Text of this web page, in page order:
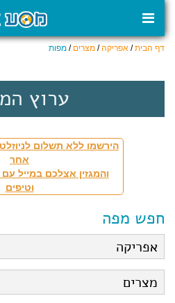
דף הבית/אפריקה/מצרים/מפות
ערוץ
הירשמו ללא תשלום
אחר
והמגזין אצלכם במייל עם
וטיפים
חפש מפה